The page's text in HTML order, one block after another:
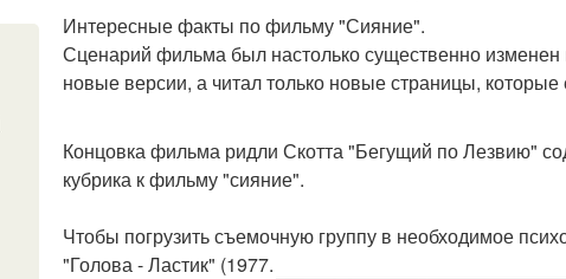
Интересные факты по фильму "Сияние".
Сценарий фильма был настолько существенно
новые версии, а читал только новые страницы,
Концовка фильма ридли Скотта "Бегущий по Лезвию"
кубрика к фильму "сияние".
Чтобы погрузить съемочную группу в необходимое
"Голова - Ластик" (1977.